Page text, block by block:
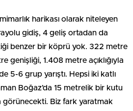
harikası olarak niteleyen
gidiş, 4 geliş ortadan da
benzer bir köprü yok. 322 metre
genişliği, 1.408 metre açıklığıyla
5-6 grup yarıştı. Hepsi iki katlı
Boğaz’da 15 metrelik bir kutu
görünecekti. Biz fark yaratmak